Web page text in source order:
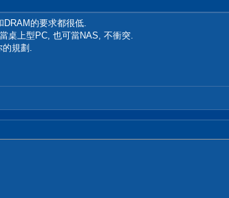
DRAM的要求都很低.
桌上型PC, 也可當NAS, 不衝突.
的規劃.